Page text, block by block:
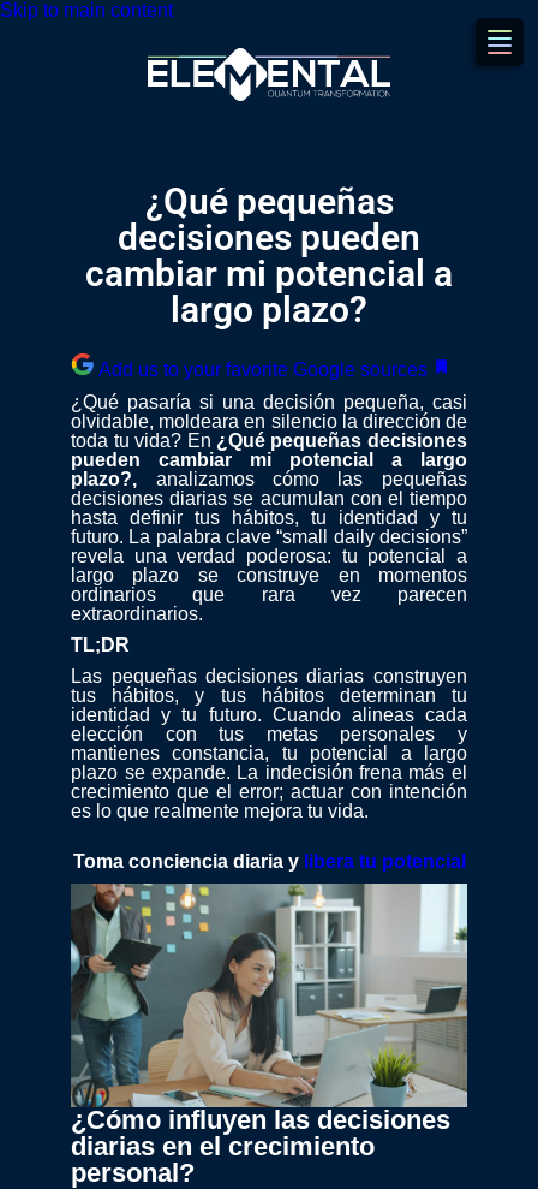
Skip to main content
¿Qué pequeñas
decisiones pueden
cambiar mi potencial a
largo plazo?
Add us to your favorite Google sources
¿Qué pasaría si una decisión pequeña, casi
olvidable, moldeara en silencio la dirección de
toda tu vida? En ¿Qué pequeñas decisiones
pueden cambiar mi potencial a largo
plazo?, analizamos cómo las pequeñas
decisiones diarias se acumulan con el tiempo
hasta definir tus hábitos, tu identidad y tu
futuro. La palabra clave “small daily decisions”
revela una verdad poderosa: tu potencial a
largo plazo se construye en momentos
ordinarios que rara vez parecen
extraordinarios.
TL;DR
Las pequeñas decisiones diarias construyen
tus hábitos, y tus hábitos determinan tu
identidad y tu futuro. Cuando alineas cada
elección con tus metas personales y
mantienes constancia, tu potencial a largo
plazo se expande. La indecisión frena más el
crecimiento que el error; actuar con intención
es lo que realmente mejora tu vida.
Toma conciencia diaria y libera tu potencial
¿Cómo influyen las decisiones
diarias en el crecimiento
personal?